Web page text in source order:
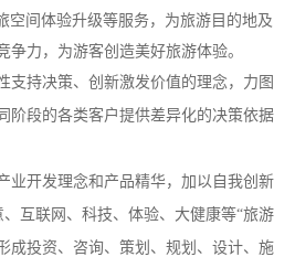
空间体验升级等服务，为旅游目的地及
力，为游客创造美好旅游体验。
支持决策、创新激发价值的理念，力图
阶段的各类客户提供差异化的决策依据
业开发理念和产品精华，加以自我创新
互联网、科技、体验、大健康等“旅游
成投资、咨询、策划、规划、设计、施